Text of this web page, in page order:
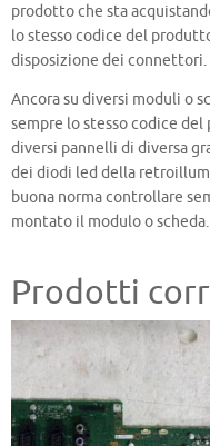
prodotto che sta
lo stesso codice del
disposizione dei connettori.
Ancora su diversi moduli o
sempre lo stesso codice
diversi pannelli di diversa
dei diodi led della
buona norma controllare
montato il modulo o scheda.
Prodotti